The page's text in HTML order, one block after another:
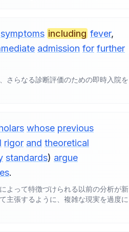
symptoms including fever,
admission for further
さらなる診断評価のための即時入院を
whose previous
rigor and theoretical
standards) argue
.
よって特徴づけられる以前の分析が新
主張するように、複雑な現実を過度に